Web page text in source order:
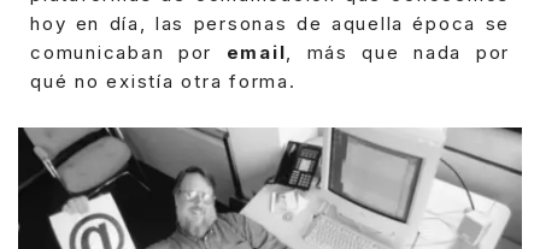
hoy en día, las personas de aquella época se
comunicaban por email, más que nada por
qué no existía otra forma.